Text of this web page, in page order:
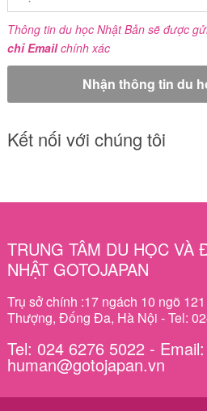
Thông tin du học Nhật Bản sẽ được
chỉ Emailchính xác
Kết nối với chúng tôi
TRUNG TÂM DU HỌC VÀ
NHẬT GOTOJAPAN
Trụ sở chính :17 ngách 10 ngõ
Thượng, Đống Đa, Hà Nội - Tel:
Tel: 024 6276 5022 -
human@gotojapan.vn